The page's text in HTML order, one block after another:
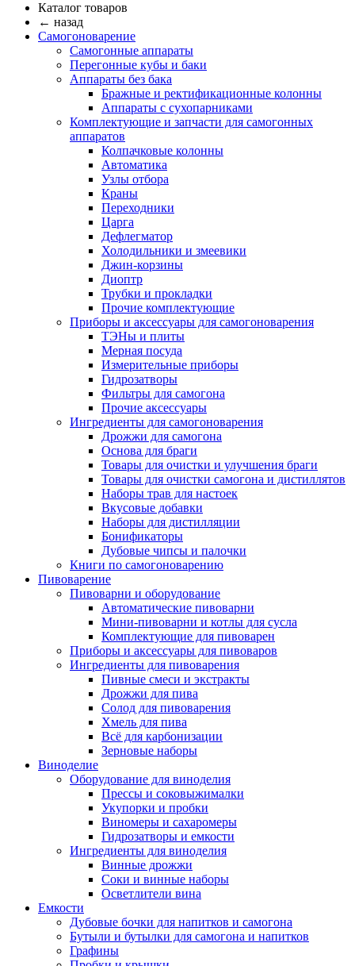
Каталог товаров
← назад
Самогоноварение
Самогонные аппараты
Перегонные кубы и баки
Аппараты без бака
Бражные и ректификационные колонны
Аппараты с сухопарниками
Комплектующие и запчасти для самогонных
аппаратов
Колпачковые колонны
Автоматика
Узлы отбора
Краны
Переходники
Царга
Дефлегматор
Холодильники и змеевики
Джин-корзины
Диоптр
Трубки и прокладки
Прочие комплектующие
Приборы и аксессуары для самогоноварения
ТЭНы и плиты
Мерная посуда
Измерительные приборы
Гидрозатворы
Фильтры для самогона
Прочие аксессуары
Ингредиенты для самогоноварения
Дрожжи для самогона
Основа для браги
Товары для очистки и улучшения браги
Товары для очистки самогона и дистиллятов
Наборы трав для настоек
Вкусовые добавки
Наборы для дистилляции
Бонификаторы
Дубовые чипсы и палочки
Книги по самогоноварению
Пивоварение
Пивоварни и оборудование
Автоматические пивоварни
Мини-пивоварни и котлы для сусла
Комплектующие для пивоварен
Приборы и аксессуары для пивоваров
Ингредиенты для пивоварения
Пивные смеси и экстракты
Дрожжи для пива
Солод для пивоварения
Хмель для пива
Всё для карбонизации
Зерновые наборы
Виноделие
Оборудование для виноделия
Прессы и соковыжималки
Укупорки и пробки
Виномеры и сахаромеры
Гидрозатворы и емкости
Ингредиенты для виноделия
Винные дрожжи
Соки и винные наборы
Осветлители вина
Емкости
Дубовые бочки для напитков и самогона
Бутыли и бутылки для самогона и напитков
Графины